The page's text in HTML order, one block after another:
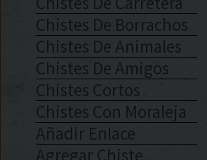
Chistes De Borrachos
Chistes De Animales
Chistes De Amigos
Chistes Cortos
Chistes Con Moraleja
Añadir Enlace
Agregar Chiste